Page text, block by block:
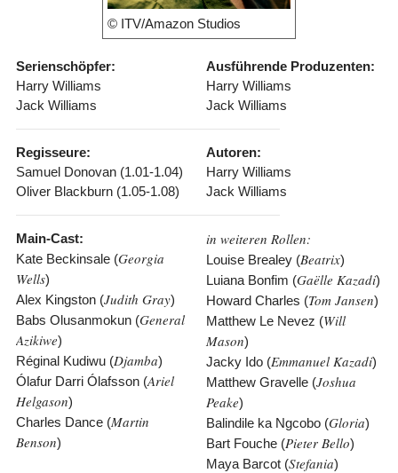
© ITV/Amazon Studios
Serienschöpfer:
Harry Williams
Jack Williams
Ausführende Produzenten:
Harry Williams
Jack Williams
Regisseure:
Samuel Donovan (1.01-1.04)
Oliver Blackburn (1.05-1.08)
Autoren:
Harry Williams
Jack Williams
Main-Cast:
Kate Beckinsale (Georgia
Wells)
Alex Kingston (Judith Gray)
Babs Olusanmokun (General
Azikiwe)
Réginal Kudiwu (Djamba)
Ólafur Darri Ólafsson (Ariel
Helgason)
Charles Dance (Martin
Benson)
in weiteren Rollen:
Louise Brealey (Beatrix)
Luiana Bonfim (Gaëlle Kazadi)
Howard Charles (Tom Jansen)
Matthew Le Nevez (Will
Mason)
Jacky Ido (Emmanuel Kazadi)
Matthew Gravelle (Joshua
Peake)
Balindile ka Ngcobo (Gloria)
Bart Fouche (Pieter Bello)
Maya Barcot (Stefania)